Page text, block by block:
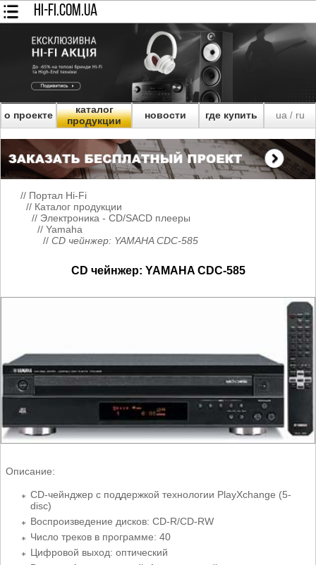
HI-FI.COM.UA
о проекте
каталог
продукции
новости где купить ua/ ru
// Портал Hi-Fi
// Каталог продукции
// Электроника - CD/SACD плееры
// Yamaha
// CD чейнжер: YAMAHA CDC-585
CD чейнжер: YAMAHA CDC-585
Описание:
CD-чейнджер c поддержкой технологии PlayXchange (5-
disc)
Воспроизведение дисков: CD-R/CD-RW
Число треков в программе: 40
Цифровой выход: оптический